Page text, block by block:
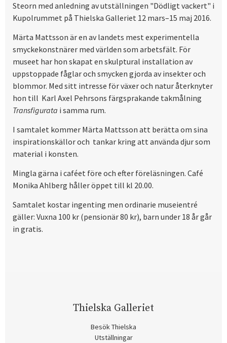
Steorn med anledning av utställningen "Dödligt vackert" i
Kupolrummet på Thielska Galleriet 12 mars–15 maj 2016.
Märta Mattsson är en av landets mest experimentella
smyckekonstnärer med världen som arbetsfält. För
museet har hon skapat en skulptural installation av
uppstoppade fåglar och smycken gjorda av insekter och
blommor. Med sitt intresse för växer och natur återknyter
hon till Karl Axel Pehrsons färgsprakande takmålning
Transfigurata i samma rum.
I samtalet kommer Märta Mattsson att berätta om sina
inspirationskällor och tankar kring att använda djur som
material i konsten.
Mingla gärna i caféet före och efter föreläsningen. Café
Monika Ahlberg håller öppet till kl 20.00.
Samtalet kostar ingenting men ordinarie museientré
gäller: Vuxna 100 kr (pensionär 80 kr), barn under 18 år går
in gratis.
Thielska Galleriet
Besök Thielska
Utställningar